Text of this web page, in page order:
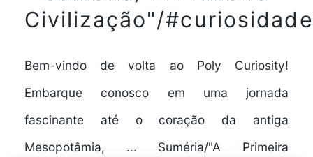
Civilização"/
Bem-vindo de volta ao Poly Curiosity!
Embarque conosco em uma jornada
fascinante até o coração da antiga
Mesopotâmia, ... Suméria/"A Primeira